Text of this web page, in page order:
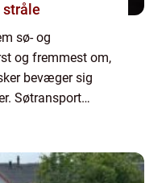
stråle
sø- og
og fremmest om,
bevæger sig
Søtransport